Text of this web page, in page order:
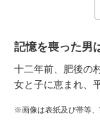
記憶を喪った男
十二年前、肥後の
女と子に恵まれ、
※画像は表紙及び帯等、